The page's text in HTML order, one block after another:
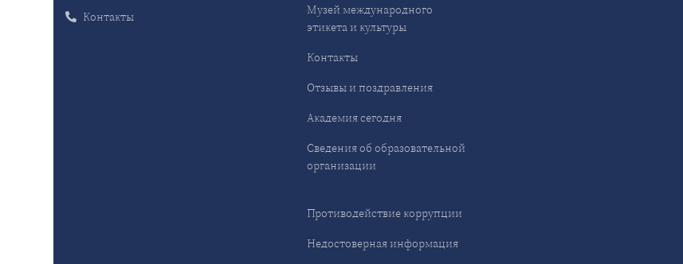
Контакты
Музей международного
этикета и культуры
Контакты
Отзывы и поздравления
Академия сегодня
Сведения об образовательной
организации
Противодействие коррупции
Недостоверная информация